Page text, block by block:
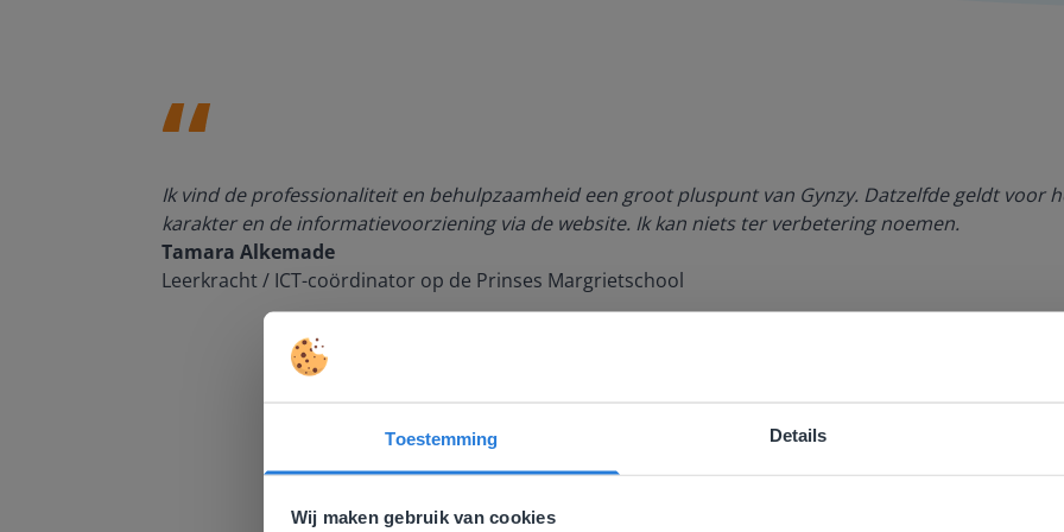
Toestemming Details
Wij maken gebruik van cookies
Ik vind de professionaliteit en behulpzaamheid een groot pluspunt van Gynzy. Datzelfde geldt voor
karakter en de informatievoorziening via de website. Ik kan niets ter verbetering noemen.
Tamara Alkemade
Leerkracht / ICT-coördinator op de Prinses Margrietschool
Deze website komt niet overeen met je
Gezien je locatie, denken we dat je misschien liever naar de website